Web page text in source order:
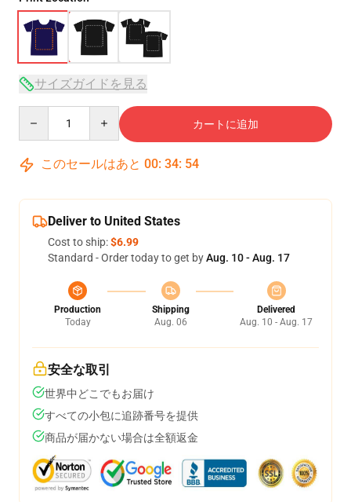
サイズガイドを見る
カートに追加
このセールはあと 00: 34: 53
Deliver to United States
Cost to ship:$6.99
Standard - Order today to get byAug. 10 - Aug. 17
Production
Today
Shipping
Aug. 06
Delivered
Aug. 10 - Aug. 17
安全な取引
世界中どこでもお届け
すべての小包に追跡番号を提供
商品が届かない場合は全額返金